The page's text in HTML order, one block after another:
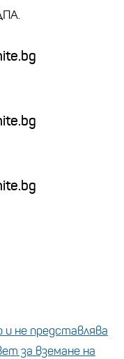
не представлява
за вземане на